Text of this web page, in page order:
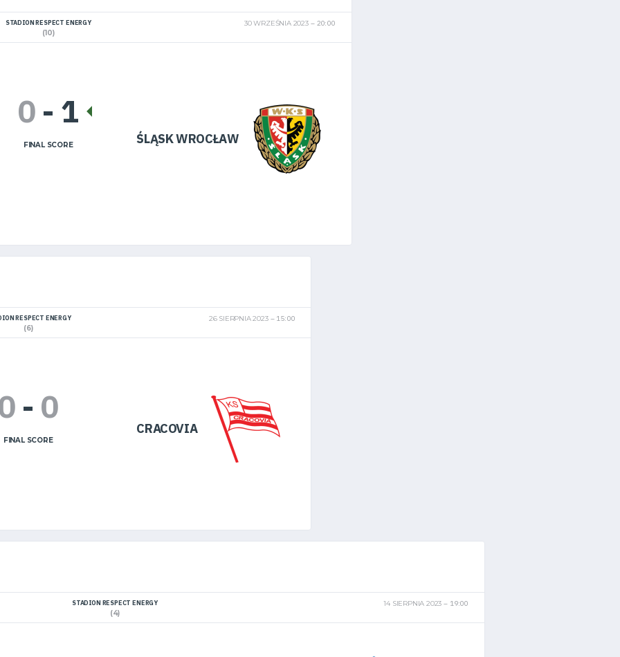
STADION RESPECT ENERGY 30 WRZEŚNIA 2023
20:00
(10)
ŚLĄSK WROCŁAW
0 - 1
FINAL SCORE
RESPECT ENERGY 26 SIERPNIA 2023
15:00
(6)
CRACOVIA
- 0
FINAL SCORE
STADION RESPECT ENERGY 14 SIERPNIA 2023
19:00
(4)